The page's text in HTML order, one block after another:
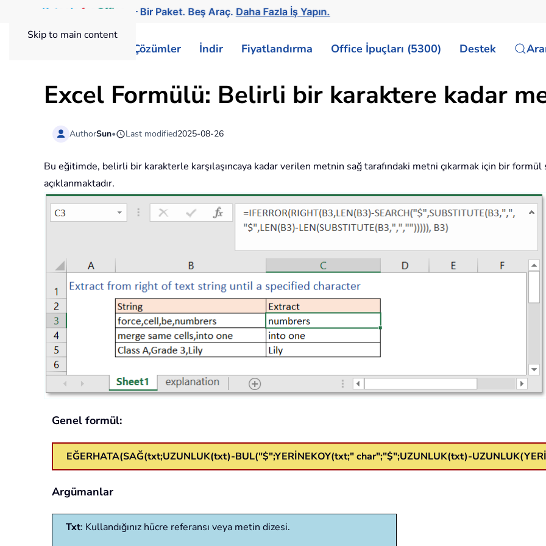
Skip to main content
Kutools for Office — Bir Paket. Beş Araç.Daha Fazla İş Yapın.
Çözümler İndir Fiyatlandırma Office İpuçları (5300) Destek
Excel Formülü: Belirli bir karaktere kadar
AuthorSun• Last modified2025-08-26
Bu eğitimde, belirli bir karakterle karşılaşıncaya kadar verilen metnin sağ tarafındaki metni çıkarmak için bir
açıklanmaktadır.
Genel formül:
EĞERHATA(SAĞ(txt;UZUNLUK(txt)-BUL("$";YERİNEKOY(txt;" char";"$";UZUNLUK(txt)-
Argümanlar
Txt: Kullandığınız hücre referansı veya metin dizesi.